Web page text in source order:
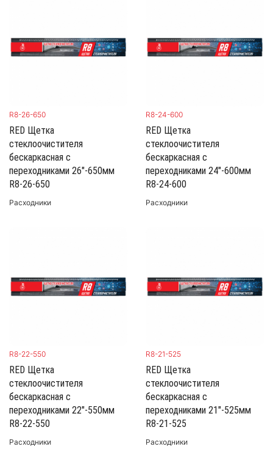
R8-26-650
RED Щетка
стеклоочистителя
бескаркасная с
переходниками 26"-650мм
R8-26-650
Расходники
R8-24-600
RED Щетка
стеклоочистителя
бескаркасная с
переходниками 24"-600мм
R8-24-600
Расходники
R8-22-550
RED Щетка
стеклоочистителя
бескаркасная с
переходниками 22"-550мм
R8-22-550
Расходники
R8-21-525
RED Щетка
стеклоочистителя
бескаркасная с
переходниками 21"-525мм
R8-21-525
Расходники